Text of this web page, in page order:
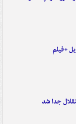
+فیلم
جدا شد